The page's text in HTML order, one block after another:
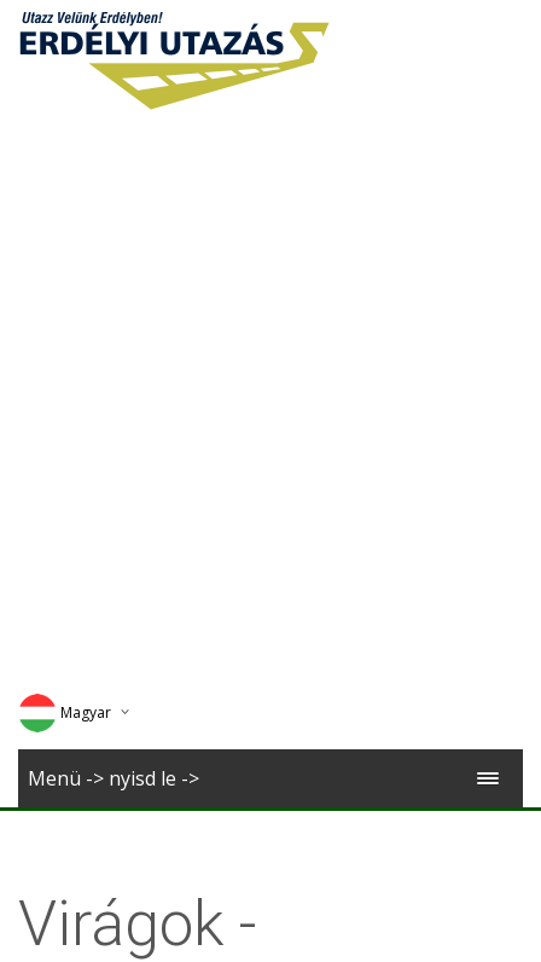
Magyar
Deutsch
Menü -> nyisd le ->
Virágok -